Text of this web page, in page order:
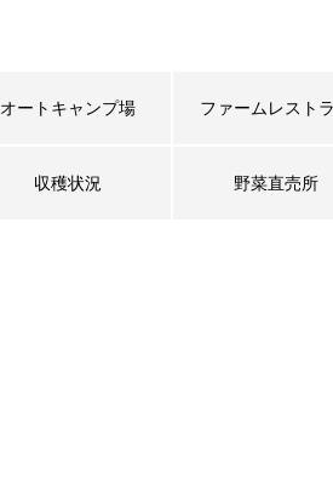
オートキャンプ場 ファームレスト
収穫状況 野菜直売所